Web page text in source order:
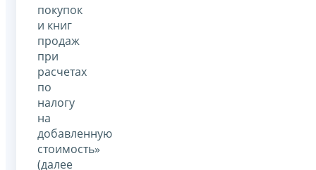
покупок
и книг
продаж
при
расчетах
по
налогу
на
добавленную
стоимость»
(далее